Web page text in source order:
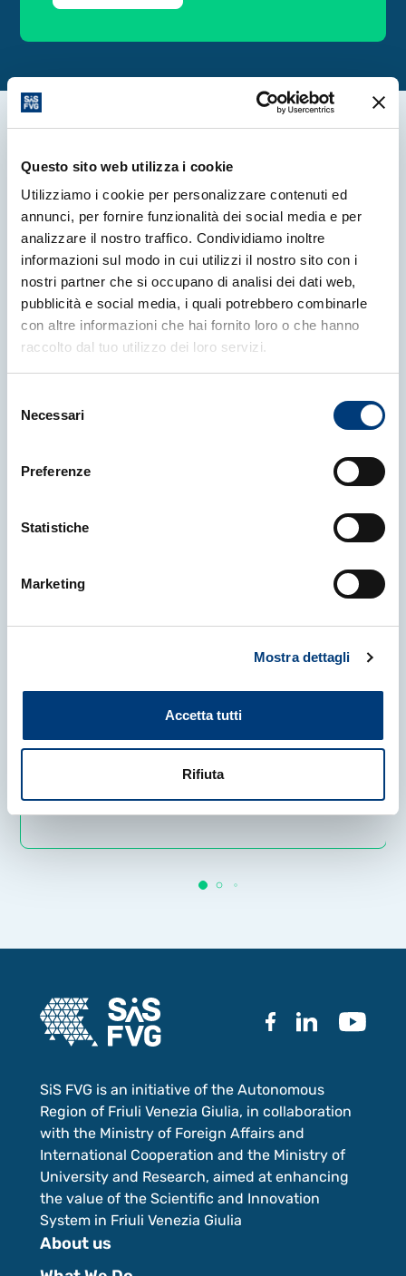
Questo sito web utilizza i cookie
Utilizziamo i cookie per personalizzare contenuti ed
annunci, per fornire funzionalità dei social media e per
analizzare il nostro traffico. Condividiamo inoltre
informazioni sul modo in cui utilizzi il nostro sito con i
nostri partner che si occupano di analisi dei dati web,
pubblicità e social media, i quali potrebbero combinarle
con altre informazioni che hai fornito loro o che hanno
raccolto dal tuo utilizzo dei loro servizi.
delNecessari
Preferenze
Statistiche
Marketing
Mostra dettagli
Accetta tutti
Rifiuta
More news
29 July 2026
SiS FVG is an initiative of the Autonomous
Region of Friuli Venezia Giulia, in collaboration
with the Ministry of Foreign Affairs and
International Cooperation and the Ministry of
University and Research, aimed at enhancing
the value of the Scientific and Innovation
System in Friuli Venezia Giulia
About us